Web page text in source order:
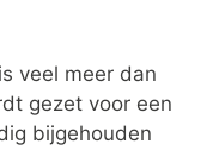
veel meer dan
gezet voor een
bijgehouden